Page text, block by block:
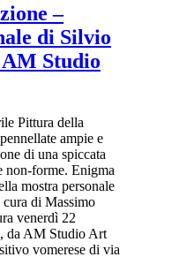
–
di Silvio
Studio
Pittura della
ampie e
di una spiccata
non-forme. Enigma
mostra personale
di Massimo
venerdì 22
da AM Studio Art
vomerese di via